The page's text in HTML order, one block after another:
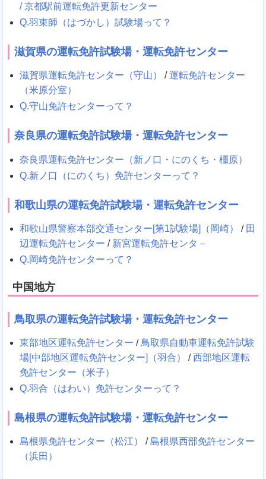
/京都駅前運転免許更新センター
Q.羽束師（はづかし）試験場って？
滋賀県の運転免許試験場・運転免許センター
滋賀県運転免許センター（守山） /運転免許センター
（米原分室）
Q.守山免許センターって？
奈良県の運転免許試験場・運転免許センター
奈良県運転免許センター（新ノ口・にのくち・橿原）
Q.新ノ口（にのくち）免許センターって？
和歌山県の運転免許試験場・運転免許センター
和歌山県警察本部交通センター[第1試験場]（岡崎） / 田
辺運転免許センター / 新宮運転免許センタ－
Q.岡崎免許センターって？
中国地方
鳥取県の運転免許試験場・運転免許センター
東部地区運転免許センター / 鳥取県自動車運転免許試験
場[中部地区運転免許センター]（羽合）
/西部地区運転
免許センター（米子）
Q.羽合（はわい）免許センターって？
島根県の運転免許試験場・運転免許センター
島根県免許センター（松江） / 島根県西部免許センター
（浜田）